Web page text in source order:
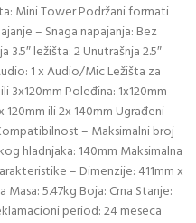
Mini Tower Podržani formati
– Snaga napajanja: Bez
3.5″ ležišta: 2 Unutrašnja 2.5″
1 x Audio/Mic Ležišta za
3x120mm Poleđina: 1x120mm
120mm ili 2x 140mm Ugrađeni
– Maksimalni broj
hladnjaka: 140mm Maksimalna
– Dimenzije: 411mm x
5.47kg Boja: Crna Stanje:
period: 24 meseca